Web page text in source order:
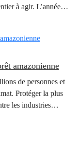
à agir. L’année
amazonienne
de personnes et
Protéger la plus
les industries
des gens du monde